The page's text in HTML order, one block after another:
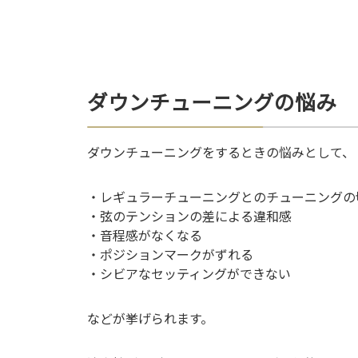
ダウンチューニングの悩み
ダウンチューニングをするときの悩みとして、
・レギュラーチューニングとのチューニング
・弦のテンションの差による違和感
・音程感がなくなる
・ポジションマークがずれる
・シビアなセッティングができない
などが挙げられます。